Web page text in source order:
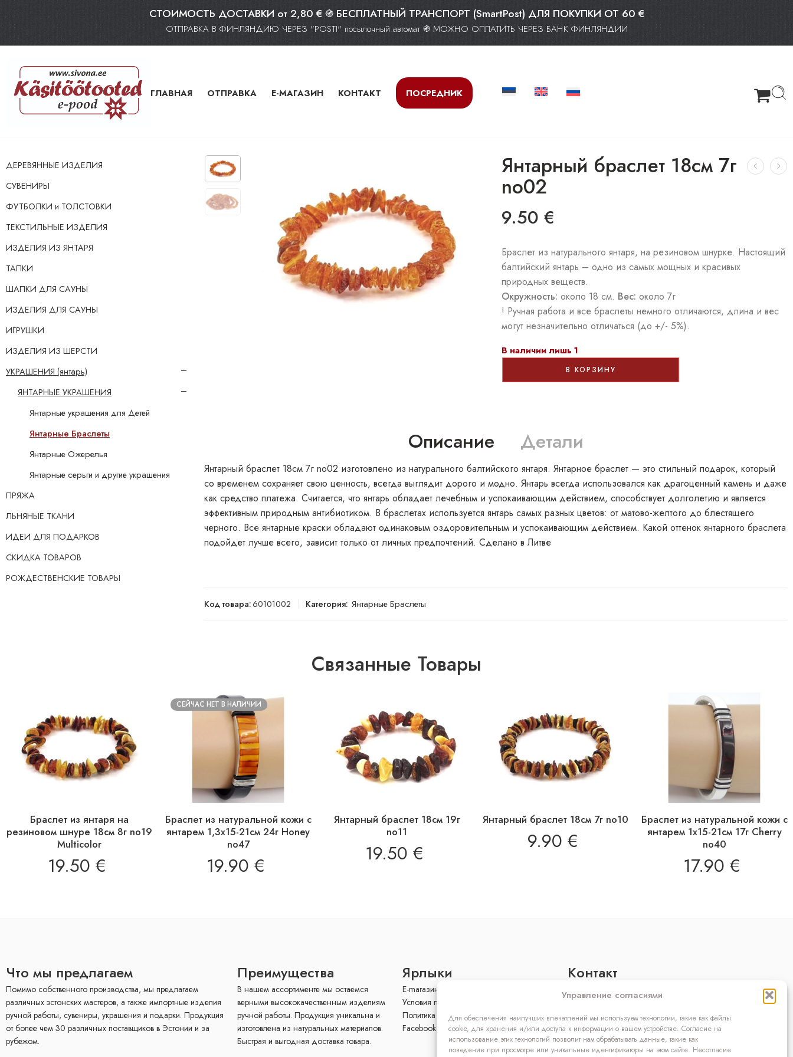
СТОИМОСТЬ ДОСТАВКИ от 2,80 € ֍ БЕСПЛАТНЫЙ ТРАНСПОРТ (SmartPost) ДЛЯ ПОКУПКИ ОТ 60 €
ОТПРАВКА В ФИНЛЯНДИЮ ЧЕРЕЗ "POSTI" посылочный автомат ֍ МОЖНО ОПЛАТИТЬ ЧЕРЕЗ БАНК ФИНЛЯНДИИ
Управление согласиями
Для обеспечения наилучших впечатлений мы используем технологии, такие как файлы
cookie, для хранения и/или доступа к информации о вашем устройстве. Согласие на
использование этих технологий позволит нам обрабатывать данные, такие как
поведение при просмотре или уникальные идентификаторы на этом сайте. Несогласие
ГЛАВНАЯ ОТПРАВКА Е-МАГАЗИН КОНТАКТ ПОСРЕДНИК
Янтарный браслет 18см 7г
no02
9.50 €
Браслет из натурального янтаря, на резиновом шнурке. Настоящий
балтийский янтарь – одно из самых мощных и красивых
природных веществ.
Окружность: около 18 см. Вес: около 7г
! Ручная работа и все браслеты немного отличаются, длина и вес
могут незначительно отличаться (до +/- 5%).
В наличии лишь 1
В КОРЗИНУ
Описание Детали
Янтарный браслет 18см 7г no02 изготовлено из натурального балтийского янтаря. Янтарное браслет — это стильный подарок, который
со временем сохраняет свою ценность, всегда выглядит дорого и модно. Янтарь всегда использовался как драгоценный камень и даже
как средство платежа. Считается, что янтарь обладает лечебным и успокаивающим действием, способствует долголетию и является
эффективным природным антибиотиком. В браслетах используется янтарь самых разных цветов: от матово-желтого до блестящего
черного. Все янтарные краски обладают одинаковым оздоровительным и успокаивающим действием. Какой оттенок янтарного браслета
подойдет лучше всего, зависит только от личных предпочтений. Сделано в Литве
Код товара:60101002 Категория: Янтарные Браслеты
ДЕРЕВЯННЫЕ ИЗДЕЛИЯ
СУВЕНИРЫ
ФУТБОЛКИ и ТОЛСТОВКИ
ТЕКСТИЛЬНЫЕ ИЗДЕЛИЯ
ИЗДЕЛИЯ ИЗ ЯНТАРЯ
ТАПКИ
ШАПКИ ДЛЯ САУНЫ
ИЗДЕЛИЯ ДЛЯ САУНЫ
ИГРУШКИ
ИЗДЕЛИЯ ИЗ ШЕРСТИ
УКРАШЕНИЯ (янтарь)
ЯНТАРНЫЕ УКРАШЕНИЯ
Янтарные украшения для Детей
Янтарные Браслеты
Янтарные Ожерелья
Янтарные серьги и другие украшения
ПРЯЖА
ЛЬНЯНЫЕ ТКАНИ
ИДЕИ ДЛЯ ПОДАРКОВ
СКИДКА ТОВАРОВ
РОЖДЕСТВЕНСКИЕ ТОВАРЫ
Связанные Товары
Браслет из янтаря на
резиновом шнуре 18см 8г no19
Multicolor
19.50 €
СЕЙЧАС НЕТ В НАЛИЧИИ
Браслет из натуральной кожи с
янтарем 1,3х15-21см 24г Honey
no47
19.90 €
Янтарный браслет 18см 19г
no11
19.50 €
Янтарный браслет 18см 7г no10
9.90 €
Браслет из натуральной кожи с
янтарем 1х15-21см 17г Cherry
no40
17.90 €
Что мы предлагаем
Помимо собственного производства, мы предлагаем
различных эстонских мастеров, а также импортные изделия
ручной работы, сувениры, украшения и подарки. Продукция
от более чем 30 различных поставщиков в Эстонии и за
рубежом.
Преимущества
В нашем ассортименте мы остаемся
верными высококачественным изделиям
ручной работы. Продукция уникальна и
изготовлена ​​из натуральных материалов.
Быстрая и выгодная доставка товара.
Ярлыки
E-mагазин
Условия продажи
Политика конфиденциальности
Facebook
Kонтакт
Raudtee põik 2, Paikuse,
Pärnumaa 86602, Эстония
Регистрационный код: 10208888
НДС номер: EE100140093
Tелефон: (+372) 5272419